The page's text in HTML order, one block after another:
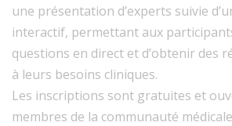
une présentation d’experts suivie
interactif, permettant aux
questions en direct et d’obtenir des
à leurs besoins cliniques.
Les inscriptions sont gratuites et
membres de la communauté